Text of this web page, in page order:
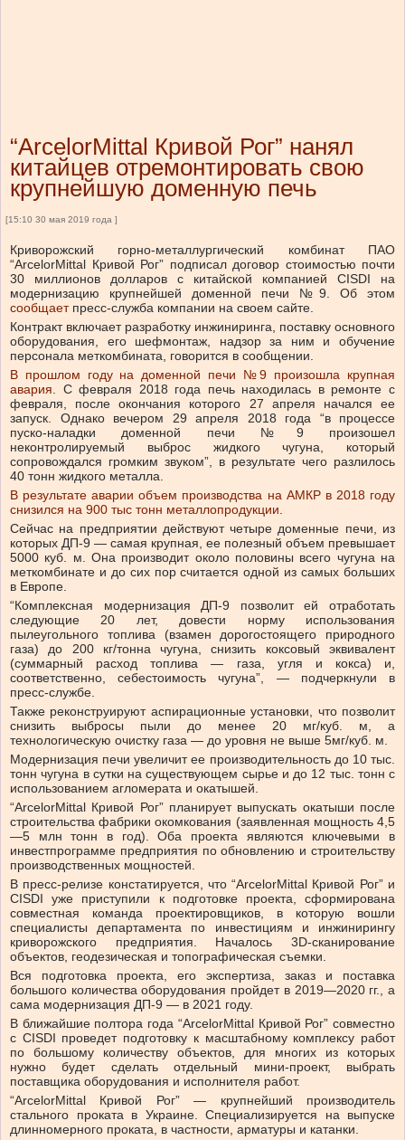
“ArcelorMittal Кривой Рог” нанял
китайцев отремонтировать свою
крупнейшую доменную печь
[15:10 30 мая 2019 года ]
Криворожский горно-металлургический комбинат ПАО
“ArcelorMittal Кривой Рог” подписал договор стоимостью почти
30 миллионов долларов с китайской компанией CISDI на
модернизацию крупнейшей доменной печи №9. Об этом
сообщаетпресс-служба компании на своем сайте.
Контракт включает разработку инжиниринга, поставку основного
оборудования, его шефмонтаж, надзор за ним и обучение
персонала меткомбината, говорится в сообщении.
В прошлом году на доменной печи №9 произошла крупная
авария. С февраля 2018 года печь находилась в ремонте с
февраля, после окончания которого 27 апреля начался ее
запуск. Однако вечером 29 апреля 2018 года “в процессе
пуско-наладки доменной печи №9 произошел
неконтролируемый выброс жидкого чугуна, который
сопровождался громким звуком”, в результате чего разлилось
40 тонн жидкого металла.
В результате аварии объем производства на АМКР в 2018 году
снизился на 900 тыс тонн металлопродукции.
Сейчас на предприятии действуют четыре доменные печи, из
которых ДП-9 — самая крупная, ее полезный объем превышает
5000 куб. м. Она производит около половины всего чугуна на
меткомбинате и до сих пор считается одной из самых больших
в Европе.
“Комплексная модернизация ДП-9 позволит ей отработать
следующие 20 лет, довести норму использования
пылеугольного топлива (взамен дорогостоящего природного
газа) до 200 кг/тонна чугуна, снизить коксовый эквивалент
(суммарный расход топлива — газа, угля и кокса) и,
соответственно, себестоимость чугуна”, — подчеркнули в
пресс-службе.
Также реконструируют аспирационные установки, что позволит
снизить выбросы пыли до менее 20 мг/куб. м, а
технологическую очистку газа — до уровня не выше 5мг/куб. м.
Модернизация печи увеличит ее производительность до 10 тыс.
тонн чугуна в сутки на существующем сырье и до 12 тыс. тонн с
использованием агломерата и окатышей.
“ArcelorMittal Кривой Рог” планирует выпускать окатыши после
строительства фабрики окомкования (заявленная мощность 4,5
—5 млн тонн в год). Оба проекта являются ключевыми в
инвестпрограмме предприятия по обновлению и строительству
производственных мощностей.
В пресс-релизе констатируется, что “ArcelorMittal Кривой Рог” и
CISDI уже приступили к подготовке проекта, сформирована
совместная команда проектировщиков, в которую вошли
специалисты департамента по инвестициям и инжинирингу
криворожского предприятия. Началось 3D-сканирование
объектов, геодезическая и топографическая съемки.
Вся подготовка проекта, его экспертиза, заказ и поставка
большого количества оборудования пройдет в 2019—2020 гг., а
сама модернизация ДП-9 — в 2021 году.
В ближайшие полтора года “ArcelorMittal Кривой Рог” совместно
с CISDI проведет подготовку к масштабному комплексу работ
по большому количеству объектов, для многих из которых
нужно будет сделать отдельный мини-проект, выбрать
поставщика оборудования и исполнителя работ.
“ArcelorMittal Кривой Рог” — крупнейший производитель
стального проката в Украине. Специализируется на выпуске
длинномерного проката, в частности, арматуры и катанки.